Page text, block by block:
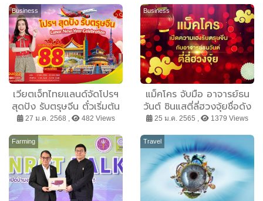
Business
เวียตเจ็ทไทยแลนด์จัดโปรฯ
สุดปัง รับตรุษจีน ตั๋วเริ่มต้น
เพียง 88 บาท
27 ม.ค. 2568 , 482 Views
Business
แม็คโคร จับมือ อาจารย์ธน
วันต์ ซินแสตี่ลี่ฮวงจุ้ยชื่อดัง
เผย 5 เคล็ดลับจัดร้าน
รับเฮง” เสริมธุรกิจปีขาล
25 ม.ค. 2565 , 1379 Views
Farming Travel